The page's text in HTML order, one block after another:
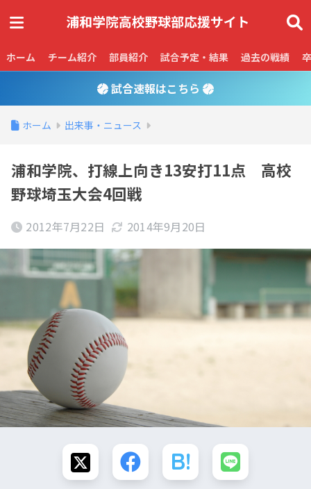
ホーム チーム紹介 部員紹介 試合予定・結果 過去の戦績
試合速報はこちら
ホーム 出来事・ニュース
浦和学院、打線上向き13安打11点 高校
野球埼玉大会4回戦
2012年7月22日 2014年9月20日